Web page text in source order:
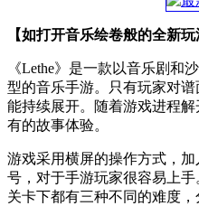
【如打开音乐绘卷般的全新玩
《Lethe》是一款以音乐剧和
型的音乐手游。只有玩家对
能持续展开。随着游戏进程
有的故事体验。
游戏采用横屏的操作方式，
号，对于手游玩家很容易上
关卡下都有三种不同的难度，